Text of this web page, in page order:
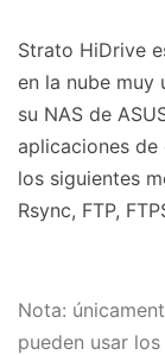
Strato HiDrive
en la nube muy
su NAS de
aplicaciones
los siguientes
Rsync, FTP,
Nota:
pueden usar